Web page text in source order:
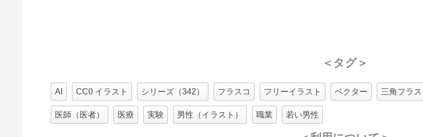
＜タグ＞
AI CC0 イラスト シリーズ（342） フラスコ フリーイラスト ベクター 三角フラス
医師（医者） 医療 実験 男性（イラスト） 職業 若い男性